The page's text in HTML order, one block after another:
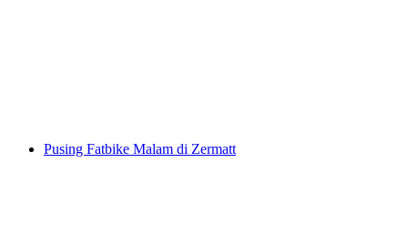
Pusing Fatbike Malam di Zermatt